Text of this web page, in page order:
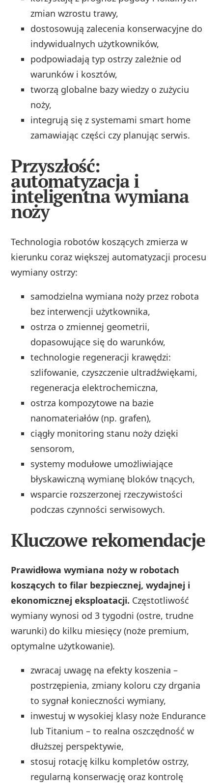
zmian wzrostu trawy,
dostosowują zalecenia konserwacyjne do
indywidualnych użytkowników,
podpowiadają typ ostrzy zależnie od
warunków i kosztów,
tworzą globalne bazy wiedzy o zużyciu
noży,
integrują się z systemami smart home
zamawiając części czy planując serwis.
Przyszłość:
automatyzacja i
inteligentna wymiana
noży
Technologia robotów koszących zmierza w
kierunku coraz większej automatyzacji procesu
wymiany ostrzy:
samodzielna wymiana noży przez robota
bez interwencji użytkownika,
ostrza o zmiennej geometrii,
dopasowujące się do warunków,
technologie regeneracji krawędzi:
szlifowanie, czyszczenie ultradźwiękami,
regeneracja elektrochemiczna,
ostrza kompozytowe na bazie
nanomateriałów (np. grafen),
ciągły monitoring stanu noży dzięki
sensorom,
systemy modułowe umożliwiające
błyskawiczną wymianę bloków tnących,
wsparcie rozszerzonej rzeczywistości
podczas czynności serwisowych.
Kluczowe rekomendacje
Prawidłowa wymiana noży w robotach
koszących to filar bezpiecznej, wydajnej i
ekonomicznej eksploatacji. Częstotliwość
wymiany wynosi od 3 tygodni (ostre, trudne
warunki) do kilku miesięcy (noże premium,
optymalne użytkowanie).
zwracaj uwagę na efekty koszenia –
postrzępienia, zmiany koloru czy drgania
to sygnał konieczności wymiany,
inwestuj w wysokiej klasy noże Endurance
lub Titanium – to realna oszczędność w
dłuższej perspektywie,
stosuj rotację kilku kompletów ostrzy,
regularną konserwację oraz kontrolę